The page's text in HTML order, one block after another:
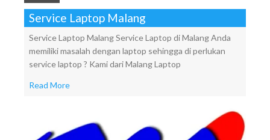
Service Laptop Malang
Service Laptop Malang Service Laptop di Malang Anda
memiliki masalah dengan laptop sehingga di perlukan
service laptop ? Kami dari Malang Laptop
Read More